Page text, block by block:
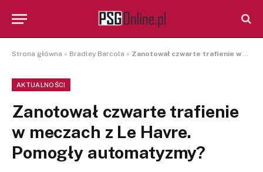
Strona główna » Bradley Barcola » Zanotował czwarte trafienie w meczach z Le Havre. Pomogły automatyzmy?
AKTUALNOŚCI
Zanotował czwarte trafienie
w meczach z Le Havre.
Pomogły automatyzmy?